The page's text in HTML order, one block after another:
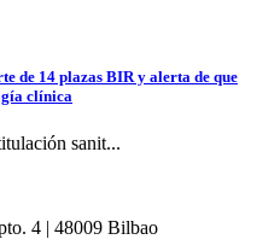
de 14 plazas BIR y alerta de que
clínica
sanit...
4 | 48009 Bilbao